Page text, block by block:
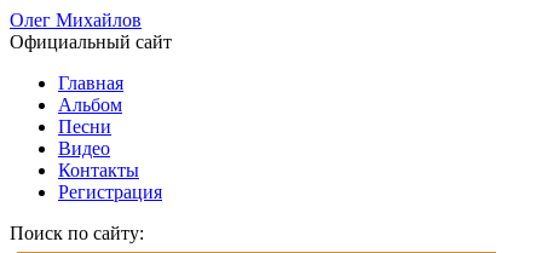
Олег Михайлов
Официальный сайт
Главная
Альбом
Песни
Видео
Контакты
Регистрация
Поиск по сайту: